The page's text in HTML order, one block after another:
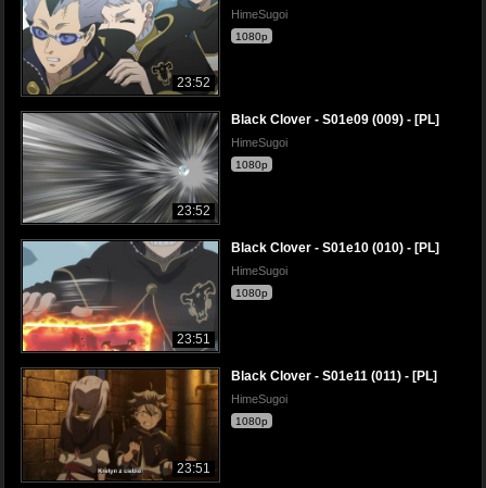
23:52
HimeSugoi
1080p
23:52
Black Clover - S01e09 (009) - [PL]
HimeSugoi
1080p
23:51
Black Clover - S01e10 (010) - [PL]
HimeSugoi
1080p
23:51
Black Clover - S01e11 (011) - [PL]
HimeSugoi
1080p